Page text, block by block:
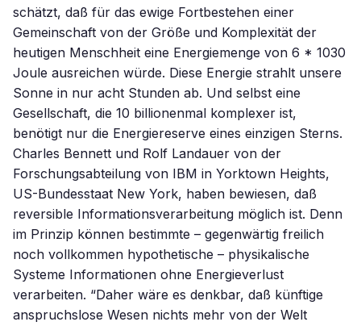
schätzt, daß für das ewige Fortbestehen einer
Gemeinschaft von der Größe und Komplexität der
heutigen Menschheit eine Energiemenge von 6 * 1030
Joule ausreichen würde. Diese Energie strahlt unsere
Sonne in nur acht Stunden ab. Und selbst eine
Gesellschaft, die 10 billionenmal komplexer ist,
benötigt nur die Energiereserve eines einzigen Sterns.
Charles Bennett und Rolf Landauer von der
Forschungsabteilung von IBM in Yorktown Heights,
US-Bundesstaat New York, haben bewiesen, daß
reversible Informationsverarbeitung möglich ist. Denn
im Prinzip können bestimmte – gegenwärtig freilich
noch vollkommen hypothetische – physikalische
Systeme Informationen ohne Energieverlust
verarbeiten. “Daher wäre es denkbar, daß künftige
anspruchslose Wesen nichts mehr von der Welt